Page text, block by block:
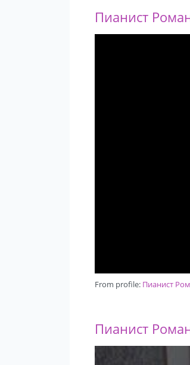
Пианист
From profile: Пианист
Пианист